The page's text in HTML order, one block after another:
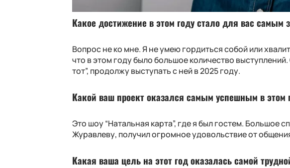
Какое достижение в этом году стало для вас самым
Вопрос не ко мне. Я не умею гордиться собой или
что в этом году было большое количество
тот”, продолжу выступать с ней в 2025 году.
Какой ваш проект оказался самым успешным в этом
Это шоу “Натальная карта”, где я был гостем. Большое
Журавлеву, получил огромное удовольствие от
Какая ваша цель на этот год оказалась самой